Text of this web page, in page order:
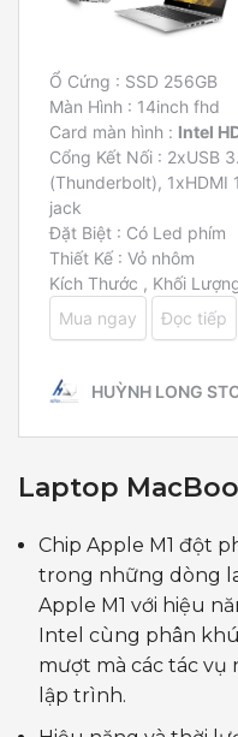
Laptop
Chip Apple M1 đột
trong những dòng
Apple M1 với hiệu
Intel cùng phân
mượt mà các tác vụ
lập trình.